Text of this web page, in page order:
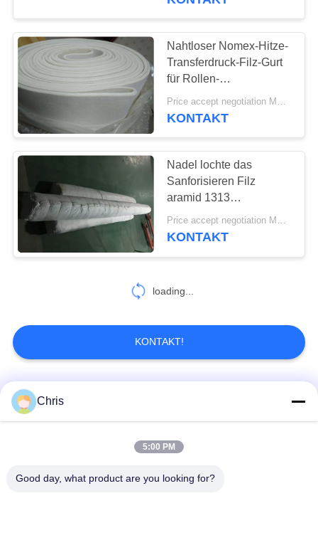
Nahtloser Nomex-Hitze-
Transferdruck-Filz-Gurt
für Rollen-
Druckmaschine
Price accept negotiation MOQ:500 Quadratmeter
KONTAKT
Nadel lochte das
Sanforisieren Filz
aramid 1313
industriellen geglaubten
Gewebes
Price accept negotiation MOQ:2 Stück
KONTAKT
loading...
KONTAKT!
Beliebte Kategorien Alle
Industriewalzen
Chris
5:00 PM
Good day, what product are you looking for?